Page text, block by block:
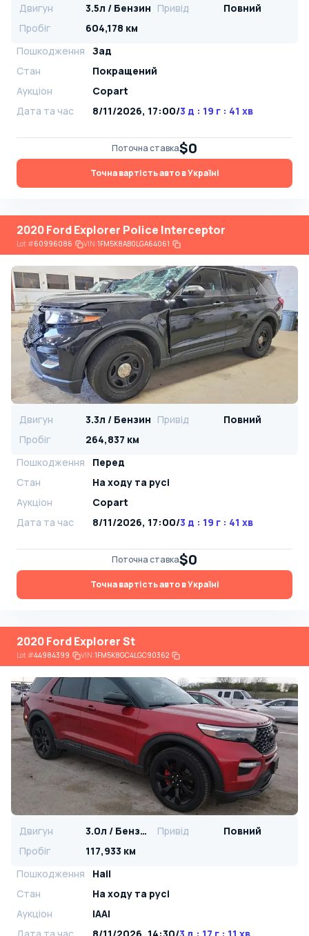
Двигун 3.5л / Бензин Привід
Повний
Пробіг
604,178 км
Пошкодження
Зад
Стан
Покращений
Аукціон
Copart
Дата та час
8/11/2026, 17:00/3 д : 19 г : 41 хв
Поточна ставка$0
Точна вартість авто в Україні
2020 Ford Explorer Police Interceptor
Lot#60996086 VIN:1FM5K8AB0LGA64061
Двигун 3.3л / Бензин Привід
Повний
Пробіг
264,837 км
Пошкодження
Перед
Стан
На ​​ходу та русі
Аукціон
Copart
Дата та час
8/11/2026, 17:00/3 д : 19 г : 41 хв
Поточна ставка$0
Точна вартість авто в Україні
2020 Ford Explorer St
Lot#44984399 VIN:1FM5K8GC4LGC90362
Двигун 3.0л / Бензин Привід
Повний
Пробіг
117,933 км
Пошкодження
Hail
Стан
На ​​ходу та русі
Аукціон
IAAI